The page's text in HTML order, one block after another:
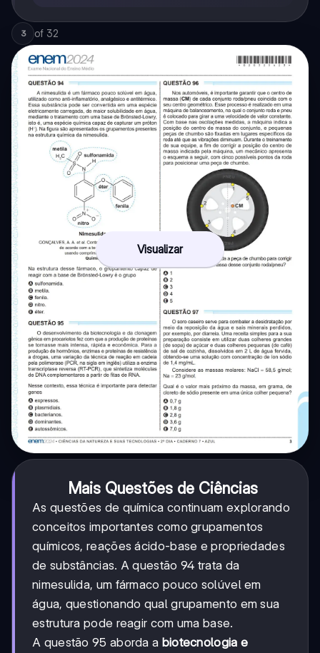
3 of 32
Visualizar
Mais Questões de Ciências
As questões de química continuam explorando
conceitos importantes como grupamentos
químicos, reações ácido-base e propriedades
de substâncias. A questão 94 trata da
nimesulida, um fármaco pouco solúvel em
água, questionando qual grupamento em sua
estrutura pode reagir com uma base.
A questão 95 aborda a biotecnologia e